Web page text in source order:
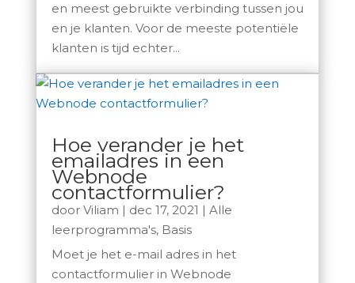
en meest gebruikte verbinding tussen jou
en je klanten. Voor de meeste potentiële
klanten is tijd echter...
Hoe verander je het
emailadres in een
Webnode
contactformulier?
door Viliam | dec 17, 2021 | Alle
leerprogramma's, Basis
Moet je het e-mail adres in het
contactformulier in Webnode